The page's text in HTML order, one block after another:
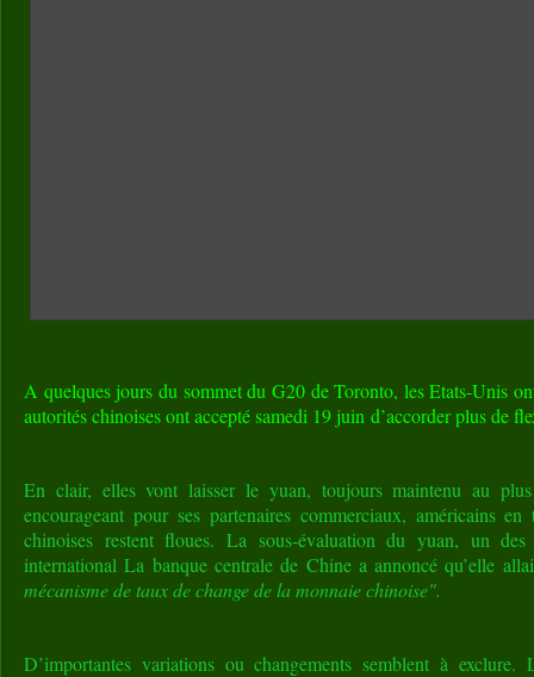
A quelques jours du sommet du G20 de Toronto, les Etats-Unis
autorités chinoises ont accepté samedi 19 juin d’accorder plus de
En clair, elles vont laisser le yuan, toujours maintenu au plus
encourageant pour ses partenaires commerciaux, américains
chinoises restent floues. La sous-évaluation du yuan, un
international La banque centrale de Chine a annoncé qu’elle
mécanisme de taux de change de la monnaie chinoise".
D’importantes variations ou changements semblent à